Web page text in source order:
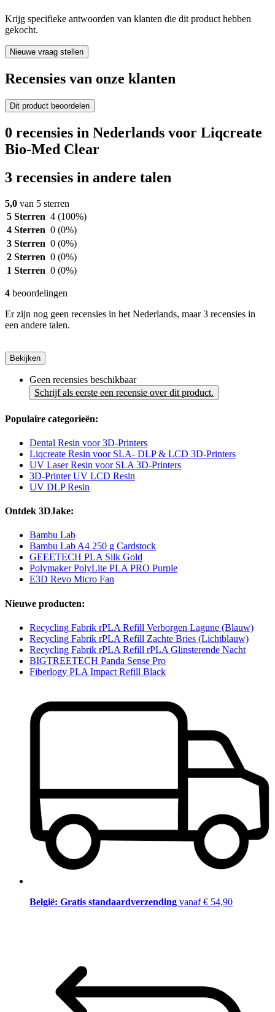
Krijg specifieke antwoorden van klanten die dit product hebben
gekocht.
Nieuwe vraag stellen
Recensies van onze klanten
Dit product beoordelen
0 recensies in Nederlands voor Liqcreate
Bio-Med Clear
3 recensies in andere talen
5,0 van 5 sterren
5 Sterren 4 (100%)
4 Sterren 0 (0%)
3 Sterren 0 (0%)
2 Sterren 0 (0%)
1 Sterren 0 (0%)
4 beoordelingen
Er zijn nog geen recensies in het Nederlands, maar 3 recensies in
een andere talen.
Bekijken
Geen recensies beschikbaar
Schrijf als eerste een recensie over dit product.
Populaire categorieën:
Dental Resin voor 3D-Printers
Liqcreate Resin voor SLA- DLP & LCD 3D-Printers
UV Laser Resin voor SLA 3D-Printers
3D-Printer UV LCD Resin
UV DLP Resin
Ontdek 3DJake:
Bambu Lab
Bambu Lab A4 250 g Cardstock
GEEETECH PLA Silk Gold
Polymaker PolyLite PLA PRO Purple
E3D Revo Micro Fan
Nieuwe producten:
Recycling Fabrik rPLA Refill Verborgen Lagune (Blauw)
Recycling Fabrik rPLA Refill Zachte Bries (Lichtblauw)
Recycling Fabrik rPLA Refill rPLA Glinsterende Nacht
BIGTREETECH Panda Sense Pro
Fiberlogy PLA Impact Refill Black
België: Gratis standaardverzending vanaf € 54,90